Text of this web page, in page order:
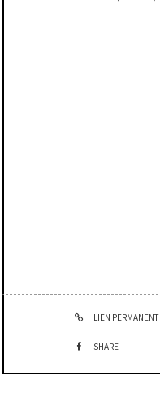
LIEN PERMANENT
SHARE